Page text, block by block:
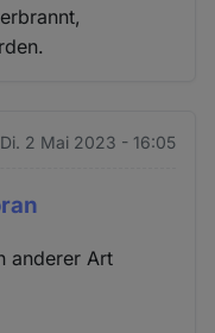
Di. 2 Mai 2023 - 16:05
anderer Art